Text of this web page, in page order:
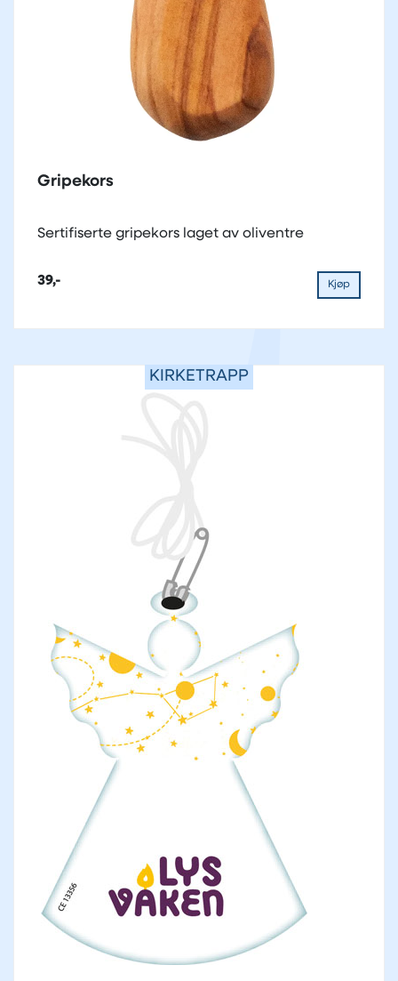
Gripekors
Sertifiserte gripekors laget av oliventre
39,- Kjøp
KIRKETRAPP